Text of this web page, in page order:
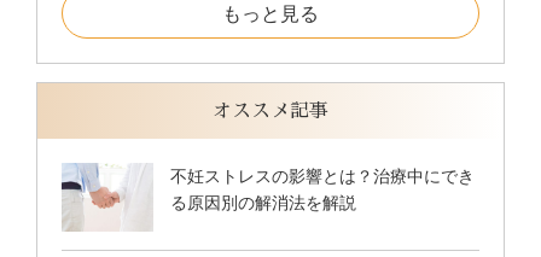
もっと見る
オススメ記事
不妊ストレスの影響とは？治療中にでき
る原因別の解消法を解説